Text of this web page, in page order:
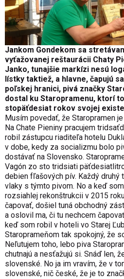
Jankom Gondekom sa
vyťažovanej reštaurácii Chaty
Janko, tunajšie markízi nesú
lístky taktiež, a hlavne, čapujú
poľskej hranici, pivá značky
dostal ku Staropramenu, ktorí
stopäťdesiat rokov svojej
Musím povedať, že Staropramen
Na Chate Pieniny pracujem
robil zástupcu riaditeľa hotelu
v dobe, kedy za socializmu bolo
dostávať na Slovensko.
Vagón zo sto tridsiati
debien fľašových pív. Každý druhý
vlaky s týmto pivom. No a keď
rozsiahlej rekonštrukcii v 2015
čapovať, došiel tuná obchodný
a oslovil ma, či tu nechcem
keď som robil v hoteli vo Starej
Staroprameňom tak spokojný, že
Neľutujem toho, lebo piva
chutnajú a nesťažujú si. Snáď len,
slovenské. No ja im vravím, že v
slovenské, nič české, že je to